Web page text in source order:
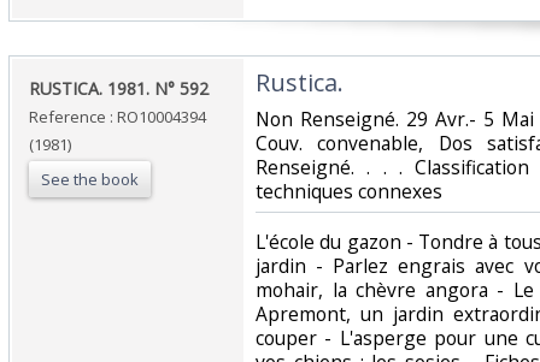
‎RUSTICA. 1981. N° 592‎
Reference : RO10004394
(1981)
See the book
‎Rustica.‎
‎Non Renseigné. 29 Avr.- 5
Couv. convenable, Dos
Renseigné. . . .
techniques connexes‎
‎L'école du gazon - Tondre à
jardin - Parlez engrais avec
mohair, la chèvre angora -
Apremont, un jardin
couper - L'asperge pour une